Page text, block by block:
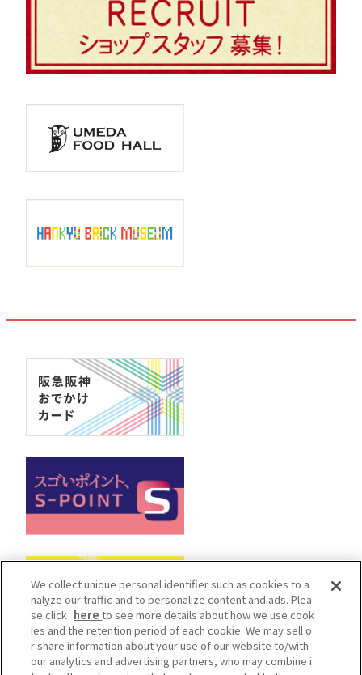
We collect unique personal identifier such as cookies to a
nalyze our traffic and to personalize content and ads. Plea
se click hereto see more details about how we use cook
ies and the retention period of each cookie. We may sell o
r share information about your use of our website to/with
our analytics and advertising partners, who may combine i